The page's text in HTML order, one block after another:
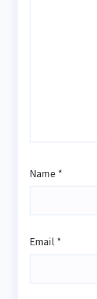
Name *
Email *